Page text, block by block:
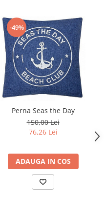
-49%
Perna Seas the Day
150,00 Lei
76,26 Lei
ADAUGA IN COS